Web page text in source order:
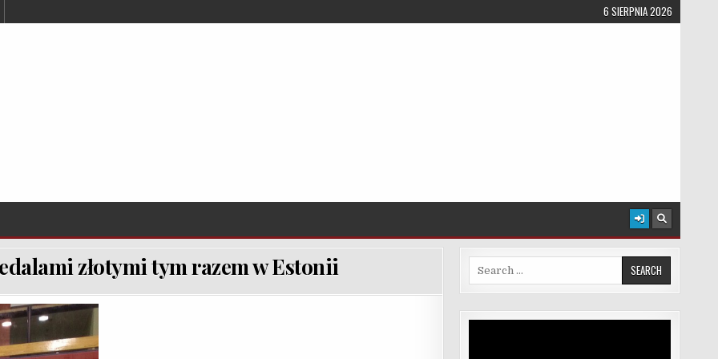
6 SIERPNIA 2026
złotymi tym razem w Estonii Search for: